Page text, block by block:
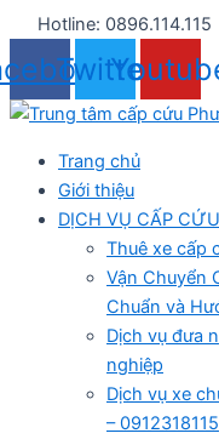
Nhảy
tới
nội
dung
Hotline: 0896.114.115
Twitter
Trang chủ
Giới thiệu
DỊCH VỤ CẤP CỨU
Thuê xe cấp
Vận Chuyển
Chuẩn và
Dịch vụ đưa
nghiệp
Dịch vụ xe
– 0912318115